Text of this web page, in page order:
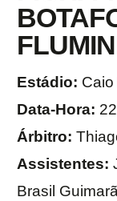
Estádio:
Data-Hora:
Árbitro:
Assistentes:
Brasil